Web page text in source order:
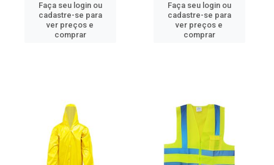
Faça seu login ou
cadastre-se para
ver preços e
comprar
Faça seu login ou
cadastre-se para
ver preços e
comprar